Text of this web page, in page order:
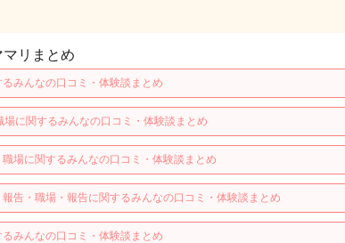
リまとめ
みんなの口コミ・体験談まとめ
場に関するみんなの口コミ・体験談まとめ
場に関するみんなの口コミ・体験談まとめ
告・職場・報告に関するみんなの口コミ・体験談まとめ
みんなの口コミ・体験談まとめ